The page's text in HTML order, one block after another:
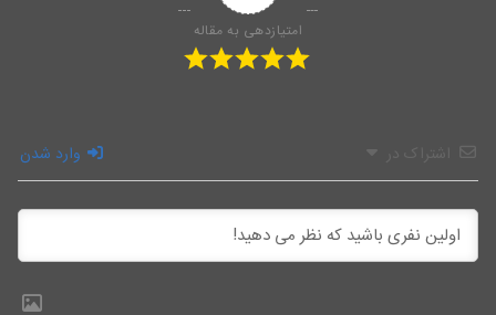
امتیازدهی به مقاله
اشتراک در وارد شدن